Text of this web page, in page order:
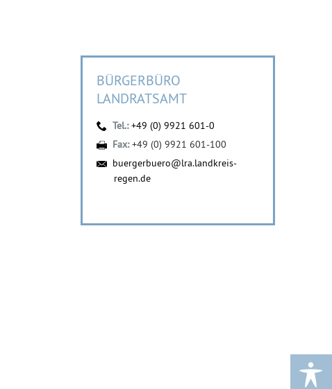
BÜRGERBÜRO
LANDRATSAMT
Tel.:+49 (0) 9921 601-0
Fax:+49 (0) 9921 601-100
buergerbuero@lra.landkreis-
regen.de